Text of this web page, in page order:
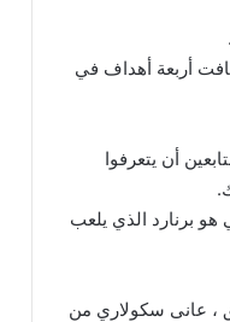
أربعة أهداف في
أن يتعرفوا
هو برنارد الذي يلعب
ولايته الأولى مع الفريق ، عانى سكولاري من